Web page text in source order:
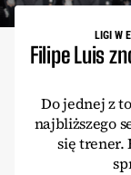
LIGI W
Filipe Luis
Do jednej z
najbliższego
się trener.